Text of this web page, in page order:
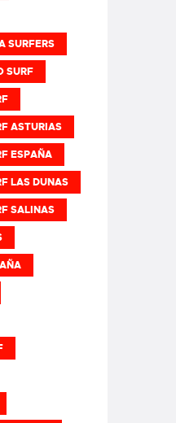
SURFERS
SURF
ASTURIAS
ESPAÑA
LAS DUNAS
SALINAS